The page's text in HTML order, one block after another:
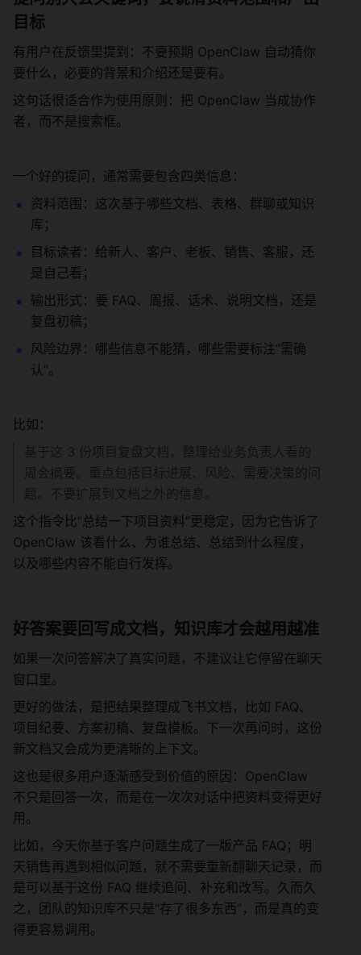
目标
有用户在反馈里提到：不要预期 OpenClaw 自动猜你
要什么，必要的背景和介绍还是要有。
这句话很适合作为使用原则：把 OpenClaw 当成协作
者，而不是搜索框。
一个好的提问，通常需要包含四类信息：
资料范围：这次基于哪些文档、表格、群聊或知识
库；
目标读者：给新人、客户、老板、销售、客服，还
是自己看；
输出形式：要 FAQ、周报、话术、说明文档，还是
复盘初稿；
风险边界：哪些信息不能猜，哪些需要标注“需确
认”。
比如：
基于这 3 份项目复盘文档，整理给业务负责人看的
周会摘要。重点包括目标进展、风险、需要决策的问
题。不要扩展到文档之外的信息。
这个指令比“总结一下项目资料”更稳定，因为它告诉了
OpenClaw 该看什么、为谁总结、总结到什么程度，
以及哪些内容不能自行发挥。
好答案要回写成文档，知识库才会越用越准
如果一次问答解决了真实问题，不建议让它停留在聊天
窗口里。
更好的做法，是把结果整理成飞书文档，比如 FAQ、
项目纪要、方案初稿、复盘模板。下一次再问时，这份
新文档又会成为更清晰的上下文。
这也是很多用户逐渐感受到价值的原因：OpenClaw
不只是回答一次，而是在一次次对话中把资料变得更好
用。
比如，今天你基于客户问题生成了一版产品 FAQ；明
天销售再遇到相似问题，就不需要重新翻聊天记录，而
是可以基于这份 FAQ 继续追问、补充和改写。久而久
之，团队的知识库不只是“存了很多东西”，而是真的变
得更容易调用。